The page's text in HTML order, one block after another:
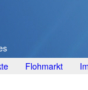
Flohmarkt